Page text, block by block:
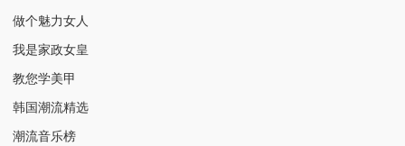
做个魅力女人
我是家政女皇
教您学美甲
韩国潮流精选
潮流音乐榜